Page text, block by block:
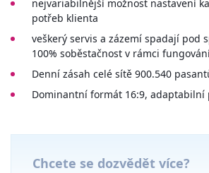
nejvariabilnější možnost nastavení
potřeb klienta
veškerý servis a zázemí spadají pod
100% soběstačnost v rámci
Denní zásah celé sítě 900.540
Dominantní formát 16:9, adaptabilní
Chcete se dozvědět více?